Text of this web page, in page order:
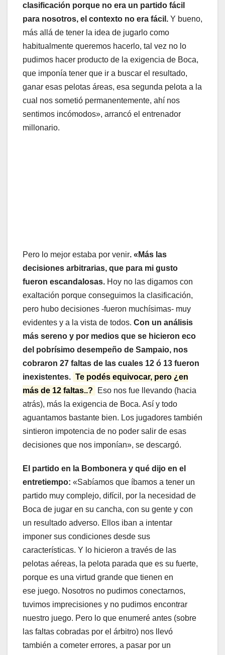
clasificación porque no era un partido fácil
para nosotros, el contexto no era fácil. Y bueno,
más allá de tener la idea de jugarlo como
habitualmente queremos hacerlo, tal vez no lo
pudimos hacer producto de la exigencia de Boca,
que imponía tener que ir a buscar el resultado,
ganar esas pelotas áreas, esa segunda pelota a la
cual nos sometió permanentemente, ahí nos
sentimos incómodos», arrancó el entrenador
millonario.
Pero lo mejor estaba por venir. «Más las
decisiones arbitrarias, que para mi gusto
fueron escandalosas. Hoy no las digamos con
exaltación porque conseguimos la clasificación,
pero hubo decisiones -fueron muchísimas- muy
evidentes y a la vista de todos. Con un análisis
más sereno y por medios que se hicieron eco
del pobrísimo desempeño de Sampaio, nos
cobraron 27 faltas de las cuales 12 ó 13 fueron
inexistentes. Te podés equivocar, pero ¿en
más de 12 faltas..?
Eso nos fue llevando (hacia
atrás), más la exigencia de Boca. Así y todo
aguantamos bastante bien. Los jugadores también
sintieron impotencia de no poder salir de esas
decisiones que nos imponían», se descargó.
El partido en la Bombonera y qué dijo en el
entretiempo: «Sabíamos que íbamos a tener un
partido muy complejo, difícil, por la necesidad de
Boca de jugar en su cancha, con su gente y con
un resultado adverso. Ellos iban a intentar
imponer sus condiciones desde sus
características. Y lo hicieron a través de las
pelotas aéreas, la pelota parada que es su fuerte,
porque es una virtud grande que tienen en
ese juego. Nosotros no pudimos conectarnos,
tuvimos imprecisiones y no pudimos encontrar
nuestro juego. Pero lo que enumeré antes (sobre
las faltas cobradas por el árbitro) nos llevó
también a cometer errores, a pasar por un